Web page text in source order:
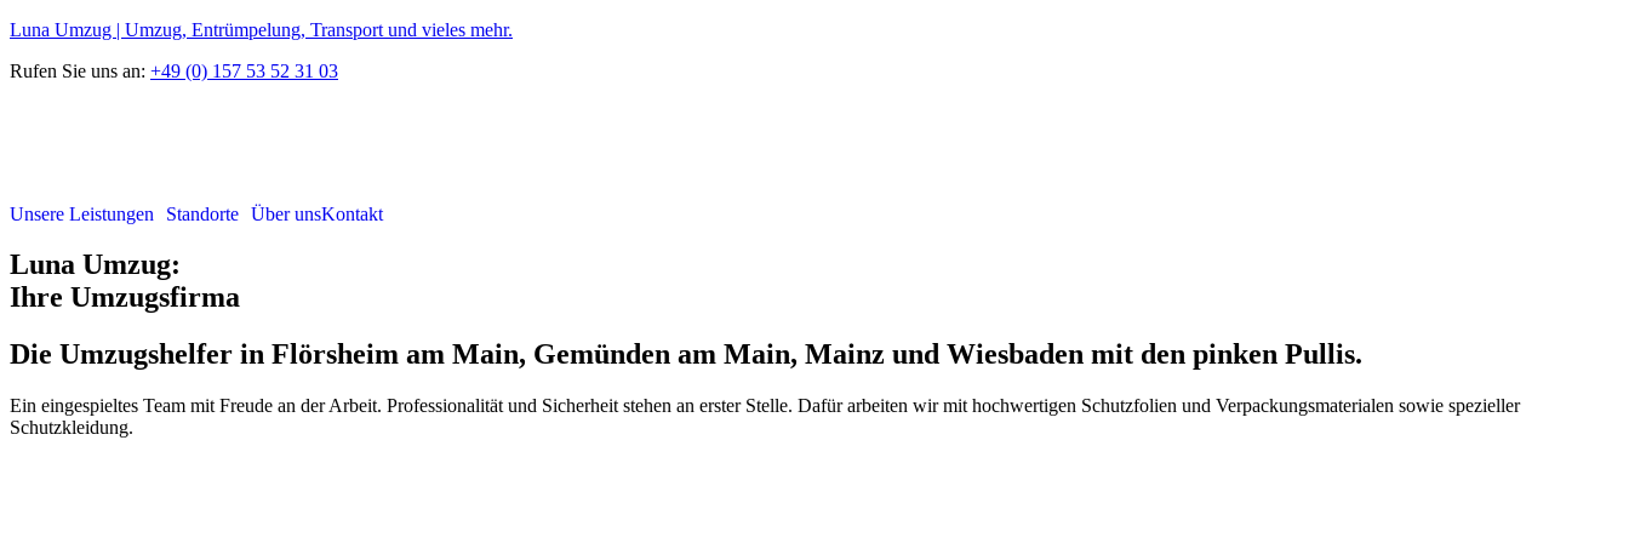
Luna Umzug | Umzug, Entrümpelung, Transport und vieles mehr.
Rufen Sie uns an: +49 (0) 157 53 52 31 03
Unsere Leistungen Standorte Über unsKontakt
Luna Umzug:
Ihre Umzugs­firma
Die Umzugshelfer in Flörsheim am Main, Gemünden am Main, Mainz und Wiesbaden mit den pinken Pullis.
Ein eingespieltes Team mit Freude an der Arbeit. Professionalität und Sicherheit stehen an erster Stelle. Dafür arbeiten wir mit hochwertigen Schutzfolien und Verpackungsmaterialen sowie spezieller
Schutzkleidung.